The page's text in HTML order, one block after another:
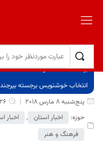
برگ نخست
نوشته‌ها
انتخاب خوشنویس برجسته
پنج‌شنبه 8 مارس 2018
حوزه:
اخبار استان , اخبار
فرهنگ و هنر